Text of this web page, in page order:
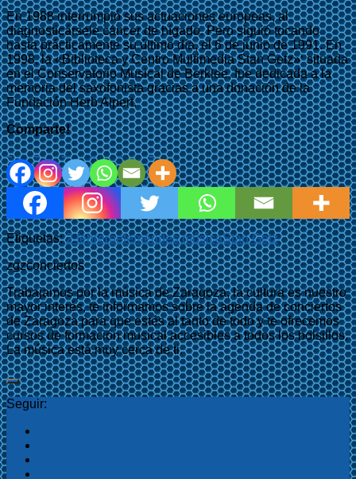
En 1988 interrumpió sus actuaciones europeas, al
diagnosticársele cáncer de hígado. Pero siguió tocando
hasta prácticamente su último día, el 6 de junio de 1991. En
1998, la «Biblioteca y Centro Multimedia Stan Getz»‘ situada
en el Conservatorio Musical de Berklee, fue dedicada a la
memoria del saxofonista gracias a una donación de la
Fundación Herb Alpert.
Comparte!
Etiquetas:2 febreroefemérides músicaStan Getz
zgzconciertos
Trabajamos por la música de Zaragoza, la cultura es nuestro
mayor interés, te informamos sobre la agenda de conciertos
de Zaragoza para que estés al tanto de todo y te ofrecemos
cursos de formación musical accesibles a todos los bolsillos.
La música está muy cerca de ti.
Seguir: